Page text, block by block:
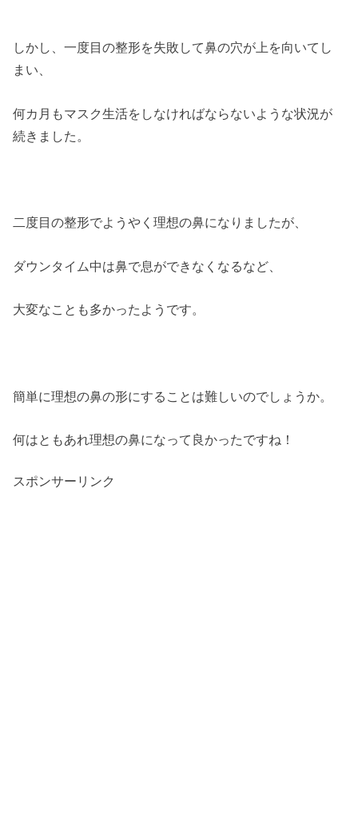
しかし、一度目の整形を失敗して鼻の穴が上を向いてし
まい、
何カ月もマスク生活をしなければならないような状況が
続きました。
二度目の整形でようやく理想の鼻になりましたが、
ダウンタイム中は鼻で息ができなくなるなど、
大変なことも多かったようです。
簡単に理想の鼻の形にすることは難しいのでしょうか。
何はともあれ理想の鼻になって良かったですね！
スポンサーリンク